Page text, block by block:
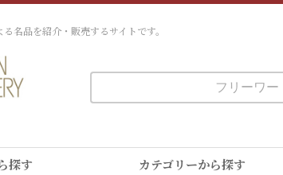
名品を紹介・販売するサイトです。
探す カテゴリーから探す